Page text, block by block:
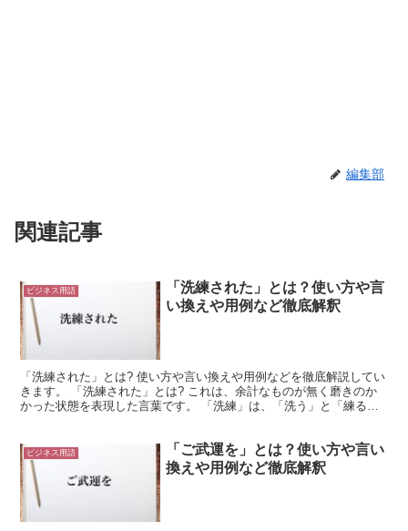
編集部
関連記事
ビジネス用語
「洗練された」とは？使い方や言
い換えや用例など徹底解釈
「洗練された」とは? 使い方や言い換えや用例などを徹底解説してい
きます。 「洗練された」とは? これは、余計なものが無く磨きのか
かった状態を表現した言葉です。 「洗練」は、「洗う」と「練る」
ビジネス用語
「ご武運を」とは？使い方や言い
換えや用例など徹底解釈